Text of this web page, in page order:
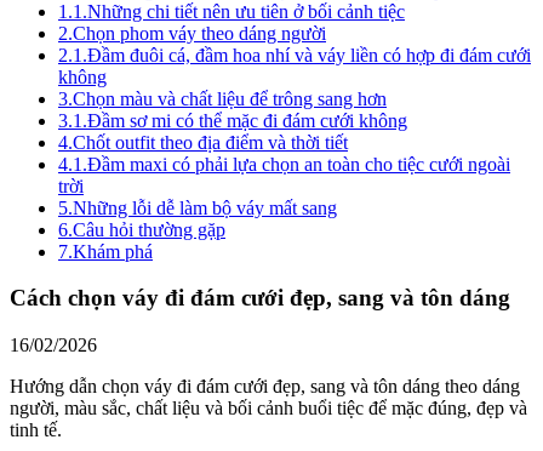
1.1.Những chi tiết nên ưu tiên ở bối cảnh tiệc
2.Chọn phom váy theo dáng người
2.1.Đầm đuôi cá, đầm hoa nhí và váy liền có hợp đi đám cưới
không
3.Chọn màu và chất liệu để trông sang hơn
3.1.Đầm sơ mi có thể mặc đi đám cưới không
4.Chốt outfit theo địa điểm và thời tiết
4.1.Đầm maxi có phải lựa chọn an toàn cho tiệc cưới ngoài
trời
5.Những lỗi dễ làm bộ váy mất sang
6.Câu hỏi thường gặp
7.Khám phá
Cách chọn váy đi đám cưới đẹp, sang và tôn dáng
16/02/2026
Hướng dẫn chọn váy đi đám cưới đẹp, sang và tôn dáng theo dáng
người, màu sắc, chất liệu và bối cảnh buổi tiệc để mặc đúng, đẹp và
tinh tế.